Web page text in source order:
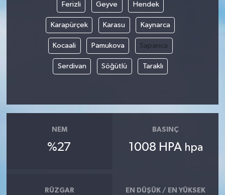
Ferizli Geyve Hendek
Karapürçek Karasu Kaynarca
Kocaali Pamukova Sapanca
Serdivan Söğütlü Taraklı
NEM
%27
BASINÇ
1008 HPA hpa
RÜZGAR EN DÜŞÜK / EN YÜKSEK